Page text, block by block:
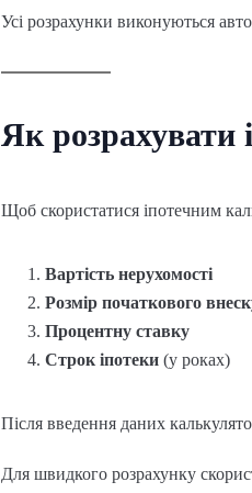
Усі розрахунки виконуються
Як розрахувати
Щоб скористатися іпотечним
Вартість нерухомості
Розмір початкового
Процентну ставку
Строк іпотеки (у роках)
Після введення даних
Для швидкого розрахунку